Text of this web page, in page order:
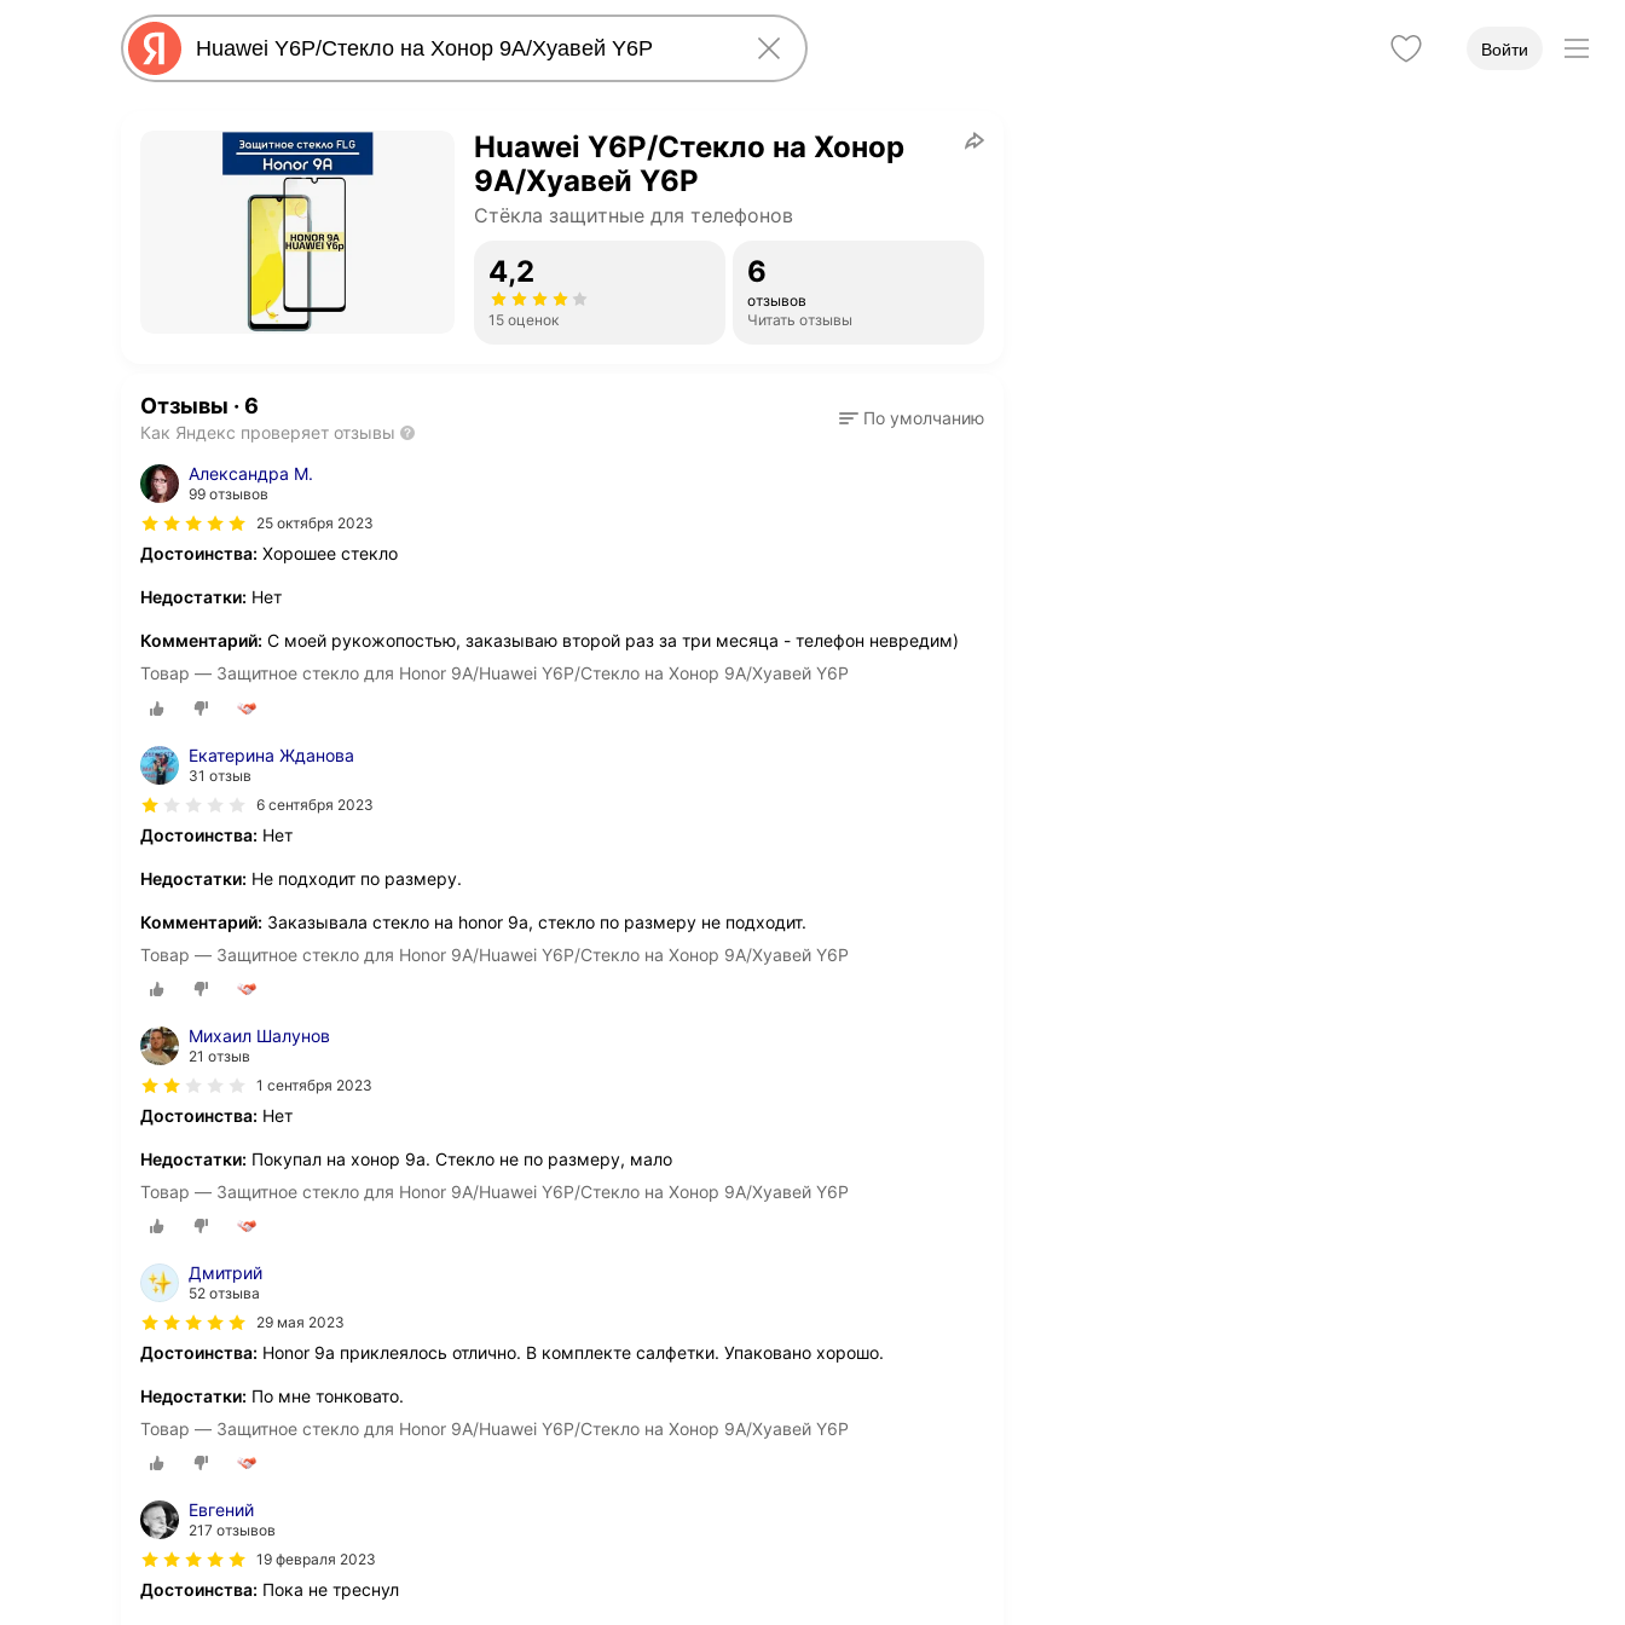
Войти
Huawei Y6P/Стекло на Хонор
9А/Хуавей Y6P
Стёкла защитные для телефонов
4,2
15 оценок
6
отзывов
Читать отзывы
Отзывы · 6
Как Яндекс проверяет отзывы
По умолчанию
Александра М.
99 отзывов
25 октября 2023
Достоинства: Хорошее стекло
Недостатки: Нет
Комментарий: С моей рукожопостью, заказываю второй раз за три месяца - телефон невредим)
Товар — Защитное стекло для Honor 9A/Huawei Y6P/Стекло на Хонор 9А/Хуавей Y6P
Екатерина Жданова
31 отзыв
6 сентября 2023
Достоинства: Нет
Недостатки: Не подходит по размеру.
Комментарий: Заказывала стекло на honor 9a, стекло по размеру не подходит.
Товар — Защитное стекло для Honor 9A/Huawei Y6P/Стекло на Хонор 9А/Хуавей Y6P
Михаил Шалунов
21 отзыв
1 сентября 2023
Достоинства: Нет
Недостатки: Покупал на хонор 9а. Стекло не по размеру, мало
Товар — Защитное стекло для Honor 9A/Huawei Y6P/Стекло на Хонор 9А/Хуавей Y6P
Дмитрий
52 отзыва
29 мая 2023
Достоинства: Honor 9a приклеялось отлично. В комплекте салфетки. Упаковано хорошо.
Недостатки: По мне тонковато.
Товар — Защитное стекло для Honor 9A/Huawei Y6P/Стекло на Хонор 9А/Хуавей Y6P
Евгений
217 отзывов
19 февраля 2023
Достоинства: Пока не треснул